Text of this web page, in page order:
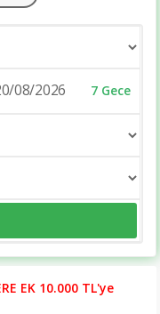
park-hotel
7 Gece
EK 10.000 TL'ye